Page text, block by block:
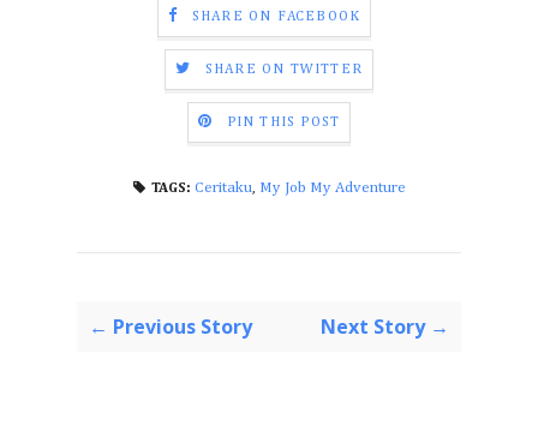
SHARE ON FACEBOOK
SHARE ON TWITTER
PIN THIS POST
TAGS: Ceritaku, My Job My Adventure
← Previous Story Next Story →